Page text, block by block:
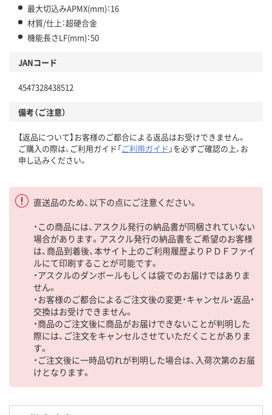
最大切込みAPMX(mm)：16
材質/仕上：超硬合金
機能長さLF(mm)：50
JANコード
4547328438512
備考（ご注意）
【返品について】お客様のご都合による返品はお受けできません。
ご購入の際は、ご利用ガイド「ご利用ガイド 」を必ずご確認の上、お
申し込みください。
直送品のため、以下の点にご注意ください。
・この商品には、アスクル発行の納品書が同梱されていない
場合があります。アスクル発行の納品書をご希望のお客様
は、商品到着後、本サイト上のご利用履歴よりＰＤＦファイ
ルにて印刷することが可能です。
・アスクルのダンボールもしくは袋でのお届けではありま
せん。
・お客様のご都合によるご注文後の変更・キャンセル・返品・
交換はお受けできません。
・商品のご注文後に商品がお届けできないことが判明した
際には、ご注文をキャンセルさせていただくことがありま
す。
・ご注文後に一時品切れが判明した場合は、入荷次第のお届
けとなります。